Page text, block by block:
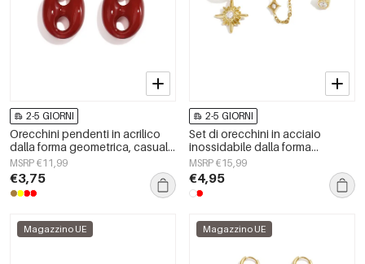
2-5 GIORNI
Orecchini pendenti in acrilico
dalla forma geometrica, casual
e semplici, della serie da donna.
MSRP €11,99
€3,75
2-5 GIORNI
Set di orecchini in acciaio
inossidabile dalla forma
geometrica, semplici, per tutti i
giorni, serie Simple, gioielli da
donna
MSRP €15,99
€4,95
Magazzino UE Magazzino UE